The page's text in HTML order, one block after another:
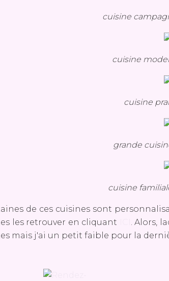
cuisine
cuisine
cuisine
grande
cuisine
de ces cuisines sont
les retrouver en cliquant
. Alors,
mais j'ai un petit faible pour la